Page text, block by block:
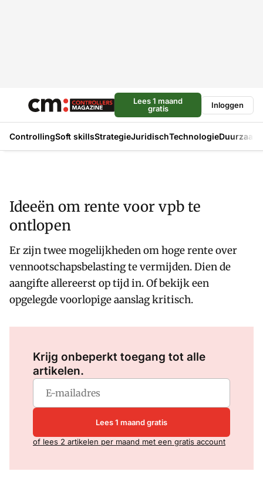
Lees 1 maand
gratis
Inloggen
ControllingSoft skillsStrategieJuridischTechnologie
Ideeën om rente voor vpb te
ontlopen
Er zijn twee mogelijkheden om hoge rente over
vennootschapsbelasting te vermijden. Dien de
aangifte allereerst op tijd in. Of bekijk een
opgelegde voorlopige aanslag kritisch.
Krijg onbeperkt toegang tot alle
artikelen.
Lees 1 maand gratis
of lees 2 artikelen per maand met een gratis account